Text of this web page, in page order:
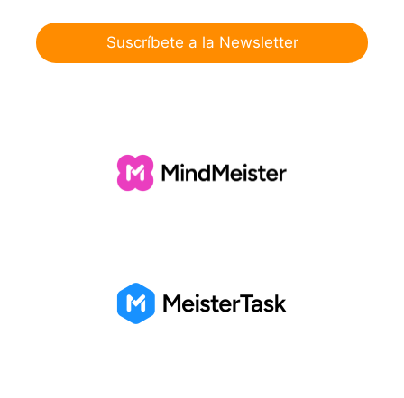
Suscríbete a la Newsletter